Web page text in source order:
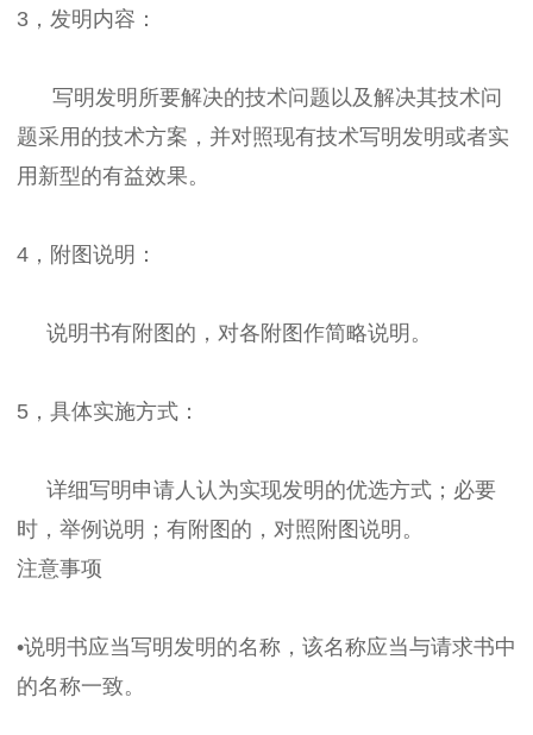
3，发明内容：
写明发明所要解决的技术问题以及解决其技术问
题采用的技术方案，并对照现有技术写明发明或者实
用新型的有益效果。
4，附图说明：
说明书有附图的，对各附图作简略说明。
5，具体实施方式：
详细写明申请人认为实现发明的优选方式；必要
时，举例说明；有附图的，对照附图说明。
注意事项
•说明书应当写明发明的名称，该名称应当与请求书中
的名称一致。